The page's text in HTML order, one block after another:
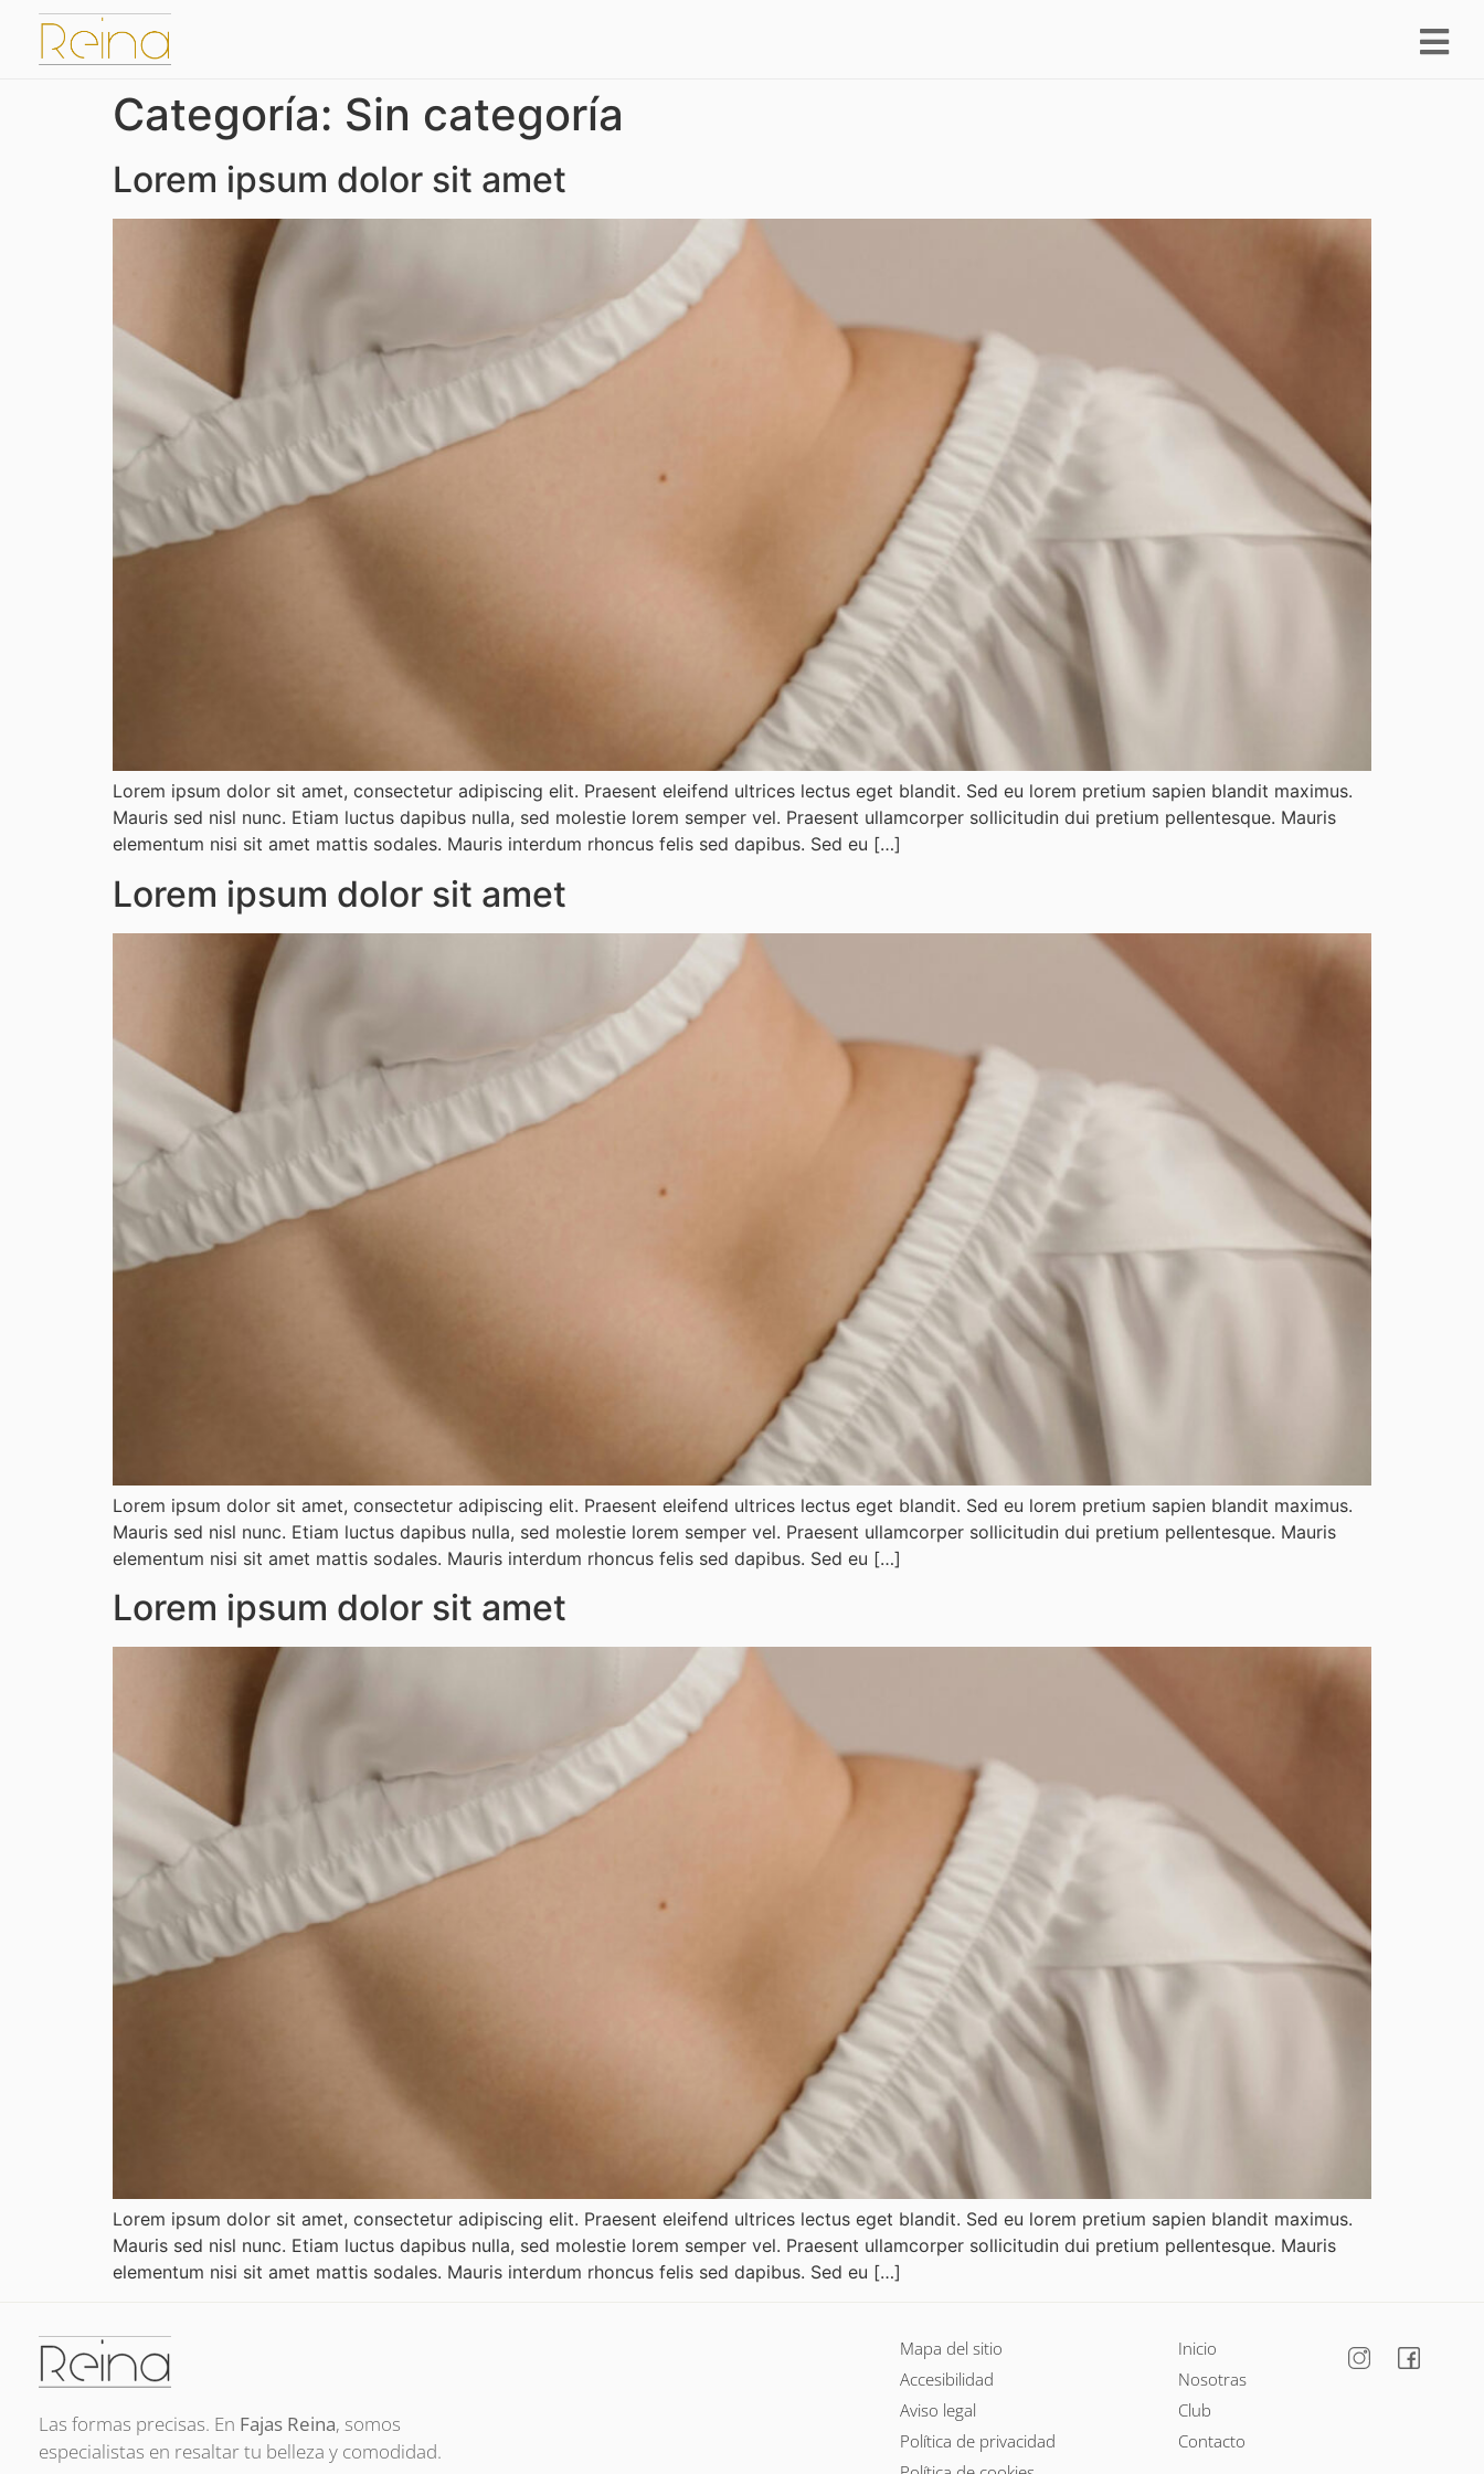
Categoría: Sin categoría
Lorem ipsum dolor sit amet
Lorem ipsum dolor sit amet, consectetur adipiscing elit. Praesent eleifend ultrices lectus eget blandit. Sed eu lorem pretium sapien blandit maximus.
Mauris sed nisl nunc. Etiam luctus dapibus nulla, sed molestie lorem semper vel. Praesent ullamcorper sollicitudin dui pretium pellentesque. Mauris
elementum nisi sit amet mattis sodales. Mauris interdum rhoncus felis sed dapibus. Sed eu […]
Lorem ipsum dolor sit amet
Lorem ipsum dolor sit amet, consectetur adipiscing elit. Praesent eleifend ultrices lectus eget blandit. Sed eu lorem pretium sapien blandit maximus.
Mauris sed nisl nunc. Etiam luctus dapibus nulla, sed molestie lorem semper vel. Praesent ullamcorper sollicitudin dui pretium pellentesque. Mauris
elementum nisi sit amet mattis sodales. Mauris interdum rhoncus felis sed dapibus. Sed eu […]
Lorem ipsum dolor sit amet
Lorem ipsum dolor sit amet, consectetur adipiscing elit. Praesent eleifend ultrices lectus eget blandit. Sed eu lorem pretium sapien blandit maximus.
Mauris sed nisl nunc. Etiam luctus dapibus nulla, sed molestie lorem semper vel. Praesent ullamcorper sollicitudin dui pretium pellentesque. Mauris
elementum nisi sit amet mattis sodales. Mauris interdum rhoncus felis sed dapibus. Sed eu […]
Las formas precisas. En Fajas Reina, somos
especialistas en resaltar tu belleza y comodidad.
Mapa del sitio
Accesibilidad
Aviso legal
Política de privacidad
Inicio
Nosotras
Club
Contacto